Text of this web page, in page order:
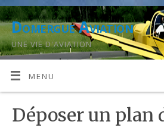
Domergue Aviation
UNE VIE D'AVIATION
MENU
Déposer un plan